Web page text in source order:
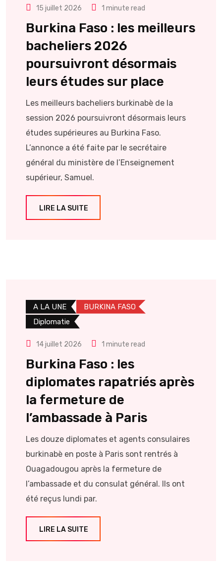
15 juillet 2026 1 minute read
Burkina Faso : les meilleurs
bacheliers 2026
poursuivront désormais
leurs études sur place
Les meilleurs bacheliers burkinabè de la
session 2026 poursuivront désormais leurs
études supérieures au Burkina Faso.
L’annonce a été faite par le secrétaire
général du ministère de l’Enseignement
supérieur, Samuel.
LIRE LA SUITE
A LA UNE
BURKINA FASO
Diplomatie
14 juillet 2026 1 minute read
Burkina Faso : les
diplomates rapatriés après
la fermeture de
l’ambassade à Paris
Les douze diplomates et agents consulaires
burkinabè en poste à Paris sont rentrés à
Ouagadougou après la fermeture de
l’ambassade et du consulat général. Ils ont
été reçus lundi par.
LIRE LA SUITE